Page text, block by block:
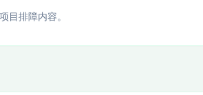
目排障内容。